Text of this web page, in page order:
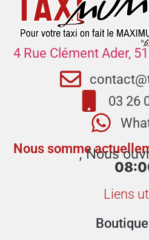
4 Rue Clément Ader,
03 26
Nous somme, Nous
Liens
Boutique